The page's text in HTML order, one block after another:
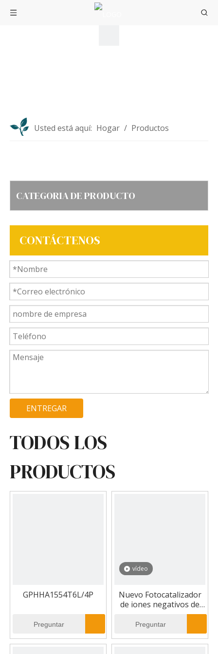
Usted está aquí: Hogar / Productos
CATEGORIA DE PRODUCTO
CONTÁCTENOS
ENTREGAR
TODOS LOS
PRODUCTOS
GPHHA1554T6L/4P
Preguntar
vídeo
Nuevo Fotocatalizador
de iones negativos de
tecnología HVAC,
limpiador de aire UV,
conducto de aire
interior, luces UV de
Preguntar